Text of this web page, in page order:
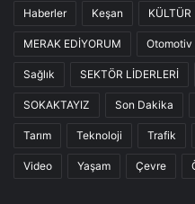
Haberler Keşan KÜLTÜR
MERAK EDİYORUM Otomotiv
Sağlık SEKTÖR LİDERLERİ
SOKAKTAYIZ Son Dakika
Tarım Teknoloji Trafik
Video Yaşam Çevre